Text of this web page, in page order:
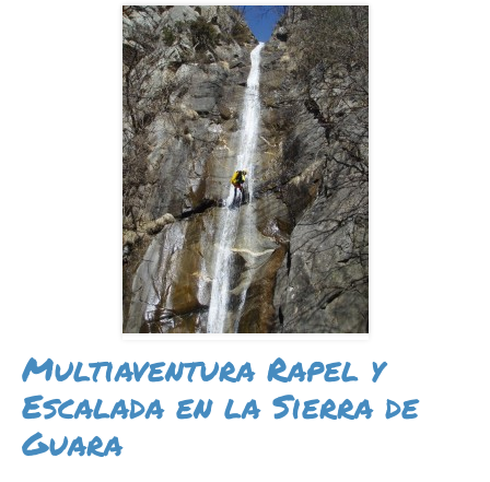
INFO Y RESERVAS
Multiaventura Rapel y
Escalada en la Sierra de
Guara